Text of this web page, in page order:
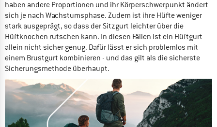
haben andere Proportionen und ihr Körperschwerpunkt ändert
sich je nach Wachstumsphase. Zudem ist ihre Hüfte weniger
stark ausgeprägt, so dass der Sitzgurt leichter über die
Hüftknochen rutschen kann. In diesen Fällen ist ein Hüftgurt
allein nicht sicher genug. Dafür lässt er sich problemlos mit
einem Brustgurt kombinieren - und das gilt als die sicherste
Sicherungsmethode überhaupt.